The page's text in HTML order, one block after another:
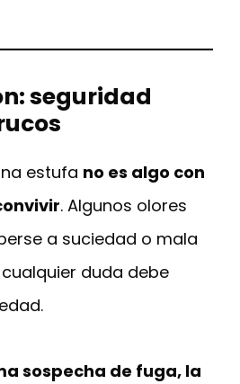
seguridad
estufa no es algo con
. Algunos olores
a suciedad o mala
duda debe
sospecha de fuga, la